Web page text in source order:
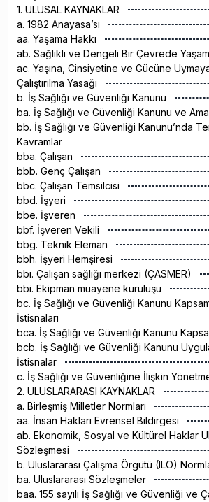
1. ULUSAL KAYNAKLAR
a. 1982 Anayasa’sı
aa. Yaşama Hakkı
ab. Sağlıklı ve Dengeli Bir Çevrede
ac. Yaşına, Cinsiyetine ve Gücüne
Çalıştırılma Yasağı
b. İş Sağlığı ve Güvenliği Kanunu
ba. İş Sağlığı ve Güvenliği Kanunu ve
bb. İş Sağlığı ve Güvenliği Kanunu’nda
Kavramlar
bba. Çalışan
bbb. Genç Çalışan
bbc. Çalışan Temsilcisi
bbd. İşyeri
bbe. İşveren
bbf. İşveren Vekili
bbg. Teknik Eleman
bbh. İşyeri Hemşiresi
bbı. Çalışan sağlığı merkezi (ÇASMER)
bbi. Ekipman muayene kuruluşu
bc. İş Sağlığı ve Güvenliği Kanunu
İstisnaları
bca. İş Sağlığı ve Güvenliği Kanunu
bcb. İş Sağlığı ve Güvenliği Kanunu
İstisnalar
c. İş Sağlığı ve Güvenliğine İlişkin
2. ULUSLARARASI KAYNAKLAR
a. Birleşmiş Milletler Normları
aa. İnsan Hakları Evrensel Bildirgesi
ab. Ekonomik, Sosyal ve Kültürel Haklar
Sözleşmesi
b. Uluslararası Çalışma Örgütü (ILO)
ba. Uluslararası Sözleşmeler
baa. 155 sayılı İş Sağlığı ve Güvenliği ve